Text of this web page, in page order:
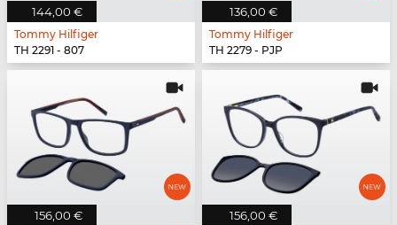
144,00 €
Tommy Hilfiger
TH 2291 - 807
136,00 €
Tommy Hilfiger
TH 2279 - PJP
156,00 € 156,00 €